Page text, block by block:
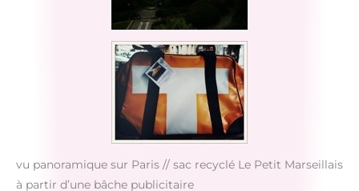
vu panoramique sur Paris // sac recyclé Le Petit Marseillais
à partir d’une bâche publicitaire